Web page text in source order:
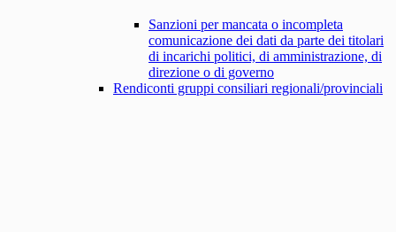
Sanzioni per mancata o incompleta
comunicazione dei dati da parte dei titolari
di incarichi politici, di amministrazione, di
direzione o di governo
Rendiconti gruppi consiliari regionali/provinciali